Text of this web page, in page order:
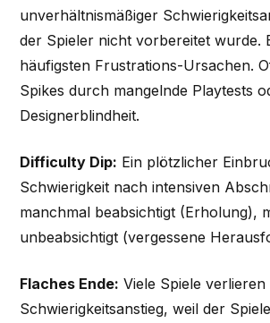
unverhältnismäßiger
der Spieler nicht vorbereitet wurde.
häufigsten Frustrations-Ursachen.
Spikes durch mangelnde Playtests
Designerblindheit.
Difficulty Dip: Ein plötzlicher
Schwierigkeit nach intensiven
manchmal beabsichtigt (Erholung),
unbeabsichtigt (vergessene
Flaches Ende: Viele Spiele
Schwierigkeitsanstieg, weil der